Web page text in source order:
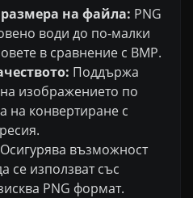
на файла: PNG
води до по-малки
в сравнение с BMP.
Поддържа
изображението по
на конвертиране с
Осигурява възможност
се използват със
PNG формат.